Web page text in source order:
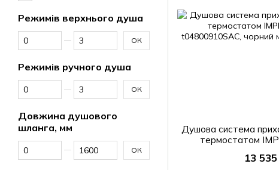
Душова система
термостатом
13
Режимів верхнього душа
Від Режимів верхнього душа
До Режимів верхнього душаОК
Режимів ручного душа
Від Режимів ручного душа
До Режимів ручного душа ОК
Довжина душового
шланга, мм
Від Довжина душового шланга, мм
До Довжина душового шланга, мм
ОК